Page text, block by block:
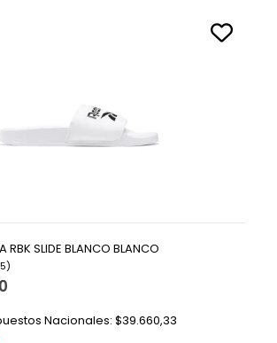
RBK SLIDE BLANCO BLANCO
)
Nacionales: $39.660,33